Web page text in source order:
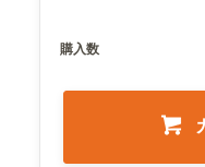
購入数